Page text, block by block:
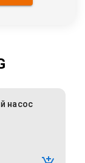
насос